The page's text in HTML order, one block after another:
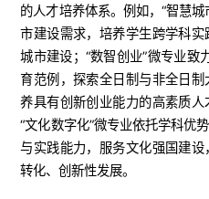
的人才培养体系。例如，“智慧
市建设需求，培养学生跨学科
城市建设；“数智创业”微专业
育范例，探索全日制与非全日
养具有创新创业能力的高素质人
“文化数字化”微专业依托学科优
与实践能力，服务文化强国建
转化、创新性发展。